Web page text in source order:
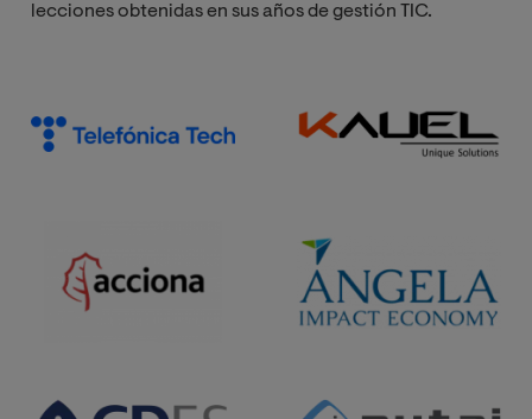
lecciones obtenidas en sus años de gestión TIC.